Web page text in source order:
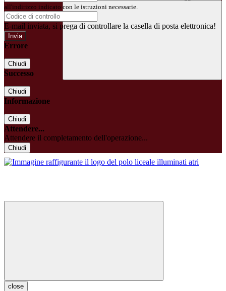
all'indirizzo indicato con le istruzioni necessarie.
E-mail inviata, si prega di controllare la casella di posta elettronica!
Errore
Chiudi
Successo
Chiudi
Informazione
Chiudi
Attendere...
Attendere il completamento dell'operazione...
Chiudi
close